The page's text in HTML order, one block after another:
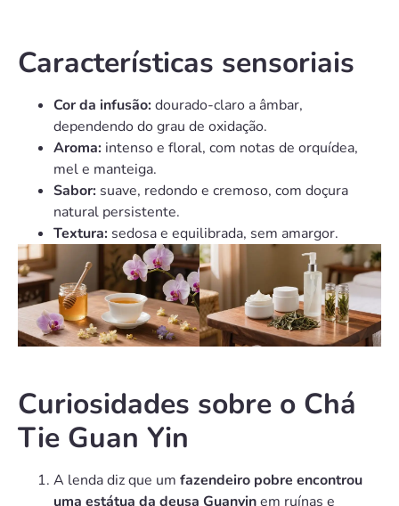
Características sensoriais
Cor da infusão:dourado-claro a âmbar,
dependendo do grau de oxidação.
Aroma: intenso e floral, com notas de orquídea,
mel e manteiga.
Sabor: suave, redondo e cremoso, com doçura
natural persistente.
Textura: sedosa e equilibrada, sem amargor.
Curiosidades sobre o Chá
Tie Guan Yin
A lenda diz que um fazendeiro pobre encontrou
uma estátua da deusa Guanyinem ruínas e